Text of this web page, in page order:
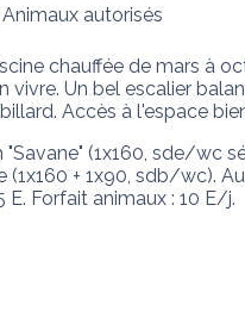
Animaux autorisés
chauffée de mars à
Un bel escalier
Accès à l'espace
(1x160, sde/wc
+ 1x90, sdb/wc).
E. Forfait animaux : 10 E/j.